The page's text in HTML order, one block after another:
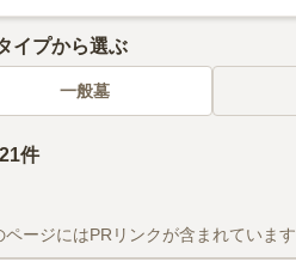
イプから選ぶ
一般墓
21件
ージにはPRリンクが含まれています